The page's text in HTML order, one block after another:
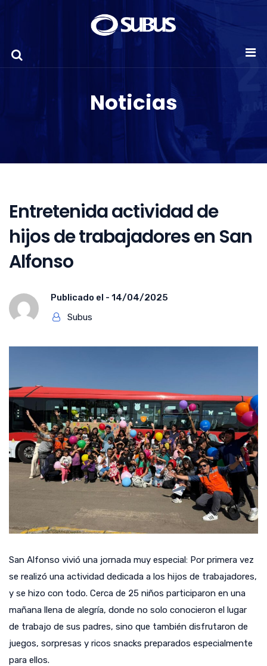
Noticias
Entretenida actividad de
hijos de trabajadores en San
Alfonso
Publicado el - 14/04/2025
Subus
San Alfonso vivió una jornada muy especial: Por primera vez
se realizó una actividad dedicada a los hijos de trabajadores,
y se hizo con todo. Cerca de 25 niños participaron en una
mañana llena de alegría, donde no solo conocieron el lugar
de trabajo de sus padres, sino que también disfrutaron de
juegos, sorpresas y ricos snacks preparados especialmente
para ellos.